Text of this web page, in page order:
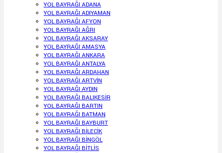
YOL BAYRAĞI ADANA
YOL BAYRAĞI ADIYAMAN
YOL BAYRAĞI AFYON
YOL BAYRAĞI AĞRI
YOL BAYRAĞI AKSARAY
YOL BAYRAĞI AMASYA
YOL BAYRAĞI ANKARA
YOL BAYRAĞI ANTALYA
YOL BAYRAĞI ARDAHAN
YOL BAYRAĞI ARTVİN
YOL BAYRAĞI AYDIN
YOL BAYRAĞI BALIKESİR
YOL BAYRAĞI BARTIN
YOL BAYRAĞI BATMAN
YOL BAYRAĞI BAYBURT
YOL BAYRAĞI BİLECİK
YOL BAYRAĞI BİNGÖL
YOL BAYRAĞI BİTLİS